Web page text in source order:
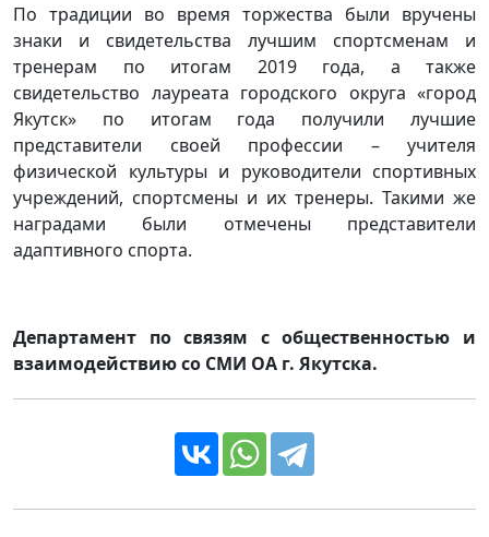
По традиции во время торжества были вручены
знаки и свидетельства лучшим спортсменам и
тренерам по итогам 2019 года, а также
свидетельство лауреата городского округа «город
Якутск» по итогам года получили лучшие
представители своей профессии – учителя
физической культуры и руководители спортивных
учреждений, спортсмены и их тренеры. Такими же
наградами были отмечены представители
адаптивного спорта.
Департамент по связям с общественностью и
взаимодействию со СМИ ОА г. Якутска.